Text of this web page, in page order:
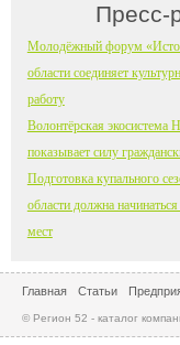
Пресс-
Молодёжный форум
области соединяет
работу
Волонтёрская экосистема
показывает силу
Подготовка купального
области должна
мест
Главная Статьи
© Регион 52 - каталог